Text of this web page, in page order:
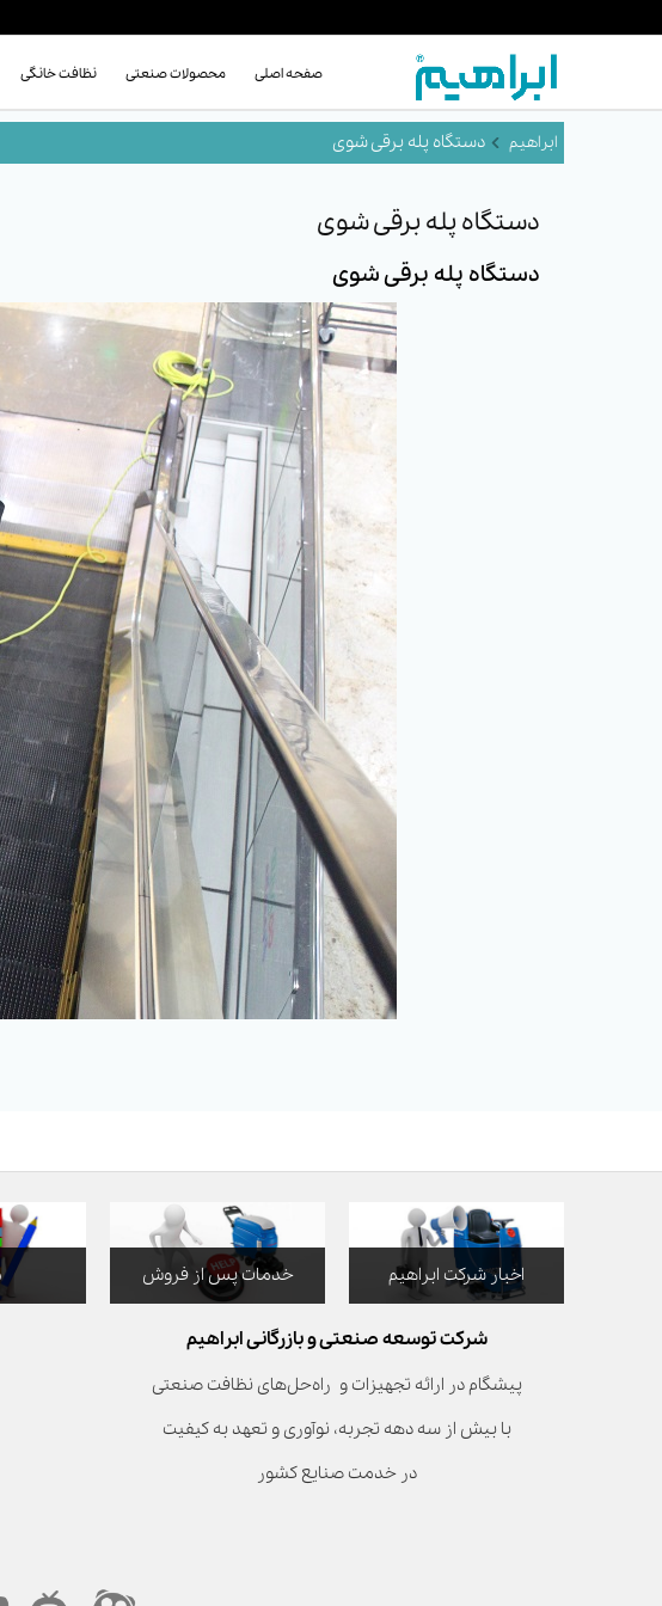
صفحه اصلی محصولات صنعتی نظافت خانگی
دستگاه پله برقی شوی
دستگاه پله برقی شوی
دستگاه پله برقی شوی
اخبار شرکت ابراهیم خدمات پس از فروش
شرکت توسعه صنعتی و بازرگانی ابراهیم
پیشگام در ارائه تجهیزات و راه‌حل‌های نظافت صنعتی
با بیش از سه دهه تجربه، نوآوری و تعهد به کیفیت
در خدمت صنایع کشور